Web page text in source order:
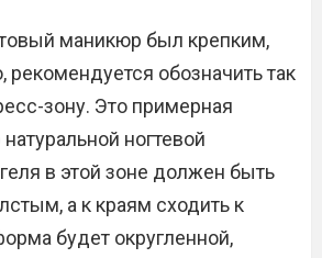
маникюр был крепким,
рекомендуется обозначить так
зону. Это примерная
ногтевой
в этой зоне должен быть
а к краям сходить к
будет округленной,